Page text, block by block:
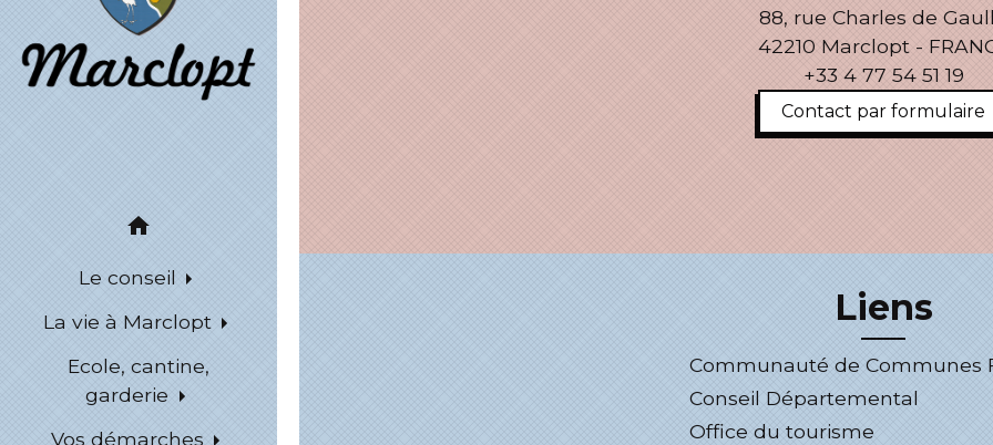
home
Le conseil
La vie à Marclopt
Ecole, cantine,
garderie
Vos démarches
88, rue Charles de
42210 Marclopt -
+33 4 77 54 51 19
Contact par formulaire
Liens
Communauté de Communes
Conseil Départemental
Office du tourisme